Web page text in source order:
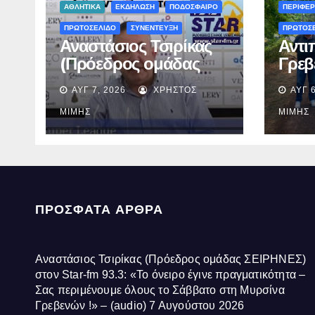
ΑΘΛΗΤΙΚΑ ΕΚΔΗΛΩΣΗ ΠΟΔΟΣΦΑΙΡΟ
ΠΡΩΤΟΣΕΛΙΔΟ ΣΥΝΕΝΤΕΥΞΗ
Αναστάσιος Τσιρίκας
(Πρόεδρος ομάδας
ΣΕΙΡΗΝΕΣ) στον Star-
fm 93.3: «Το όνειρο
έγινε πραγματικότητα –
Σας περιμένουμε
Μυρσίνα Γρεβενών !» –
ΑΥΓ 7, 2026 ΧΡΉΣΤΟΣ
ΜΊΜΗΣ
ΑΥΓ
ΜΊΜΗΣ
ΠΡΌΣΦΑΤΑ ΆΡΘΡΑ
Αναστάσιος Τσιρίκας (Πρόεδρος ομάδας ΣΕΙΡΗΝΕΣ)
στον Star-fm 93.3: «Το όνειρο έγινε πραγματικότητα –
Σας περιμένουμε όλους το Σάββατο στη Μυρσίνα
Γρεβενών !» – (audio) 7 Αυγούστου 2026